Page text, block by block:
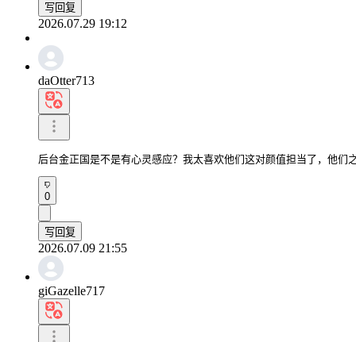
写回复
2026.07.29 19:12
daOtter713
后台金正国是不是有心灵感应？我太喜欢他们这对颜值担当了，他们
0
写回复
2026.07.09 21:55
giGazelle717